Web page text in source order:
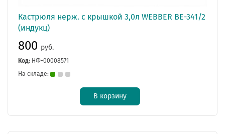
Кастрюля нерж. с крышкой 3,0л WEBBER BE-341/2
(индукц)
800 руб.
Код: НФ-00008571
На складе:
В корзину